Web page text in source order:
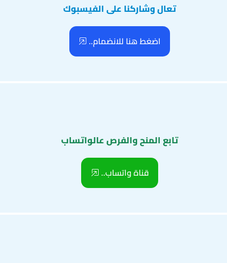
تعال وشاركنا على الفيسبوك
اضغط هنا للانضمام..
تابع المنح والفرص عالواتساب
قناة واتساب..